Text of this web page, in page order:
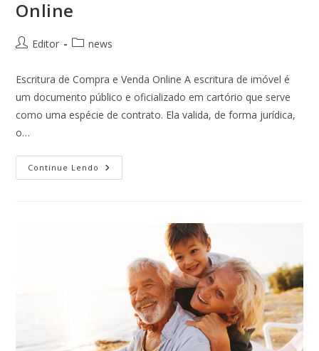
Online
Editor news
Escritura de Compra e Venda Online A escritura de imóvel é
um documento público e oficializado em cartório que serve
como uma espécie de contrato. Ela valida, de forma jurídica,
o…
Continue Lendo